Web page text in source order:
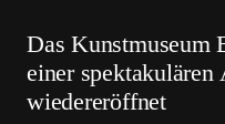
Das Kunstmuseum
einer
wiedereröffnet